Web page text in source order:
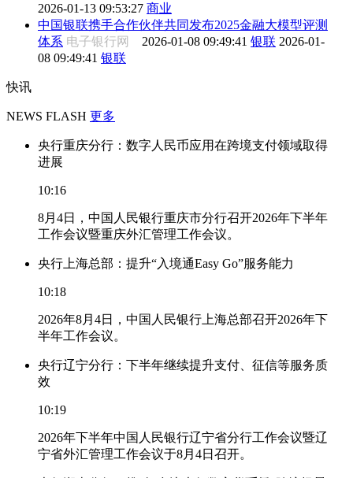
2026-01-13 09:53:27 商业
中国银联携手合作伙伴共同发布2025金融大模型评测
体系 电子银行网 2026-01-08 09:49:41 银联 2026-01-
08 09:49:41 银联
快讯
NEWS FLASH 更多
央行重庆分行：数字人民币应用在跨境支付领域取得
进展
10:16
8月4日，中国人民银行重庆市分行召开2026年下半年
工作会议暨重庆外汇管理工作会议。
央行上海总部：提升“入境通Easy Go”服务能力
10:18
2026年8月4日，中国人民银行上海总部召开2026年下
半年工作会议。
央行辽宁分行：下半年继续提升支付、征信等服务质
效
10:19
2026年下半年中国人民银行辽宁省分行工作会议暨辽
宁省外汇管理工作会议于8月4日召开。